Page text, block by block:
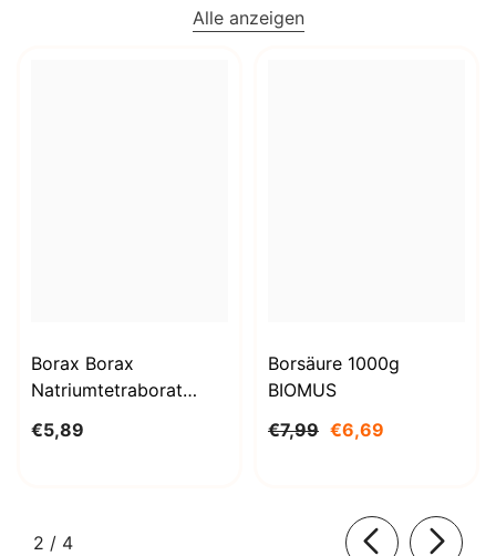
Alle anzeigen
Borax Borax
Natriumtetraborat
STANLAB
€5,89
Borsäure 1000g
BIOMUS
€7,99 €6,69
2 / von
4